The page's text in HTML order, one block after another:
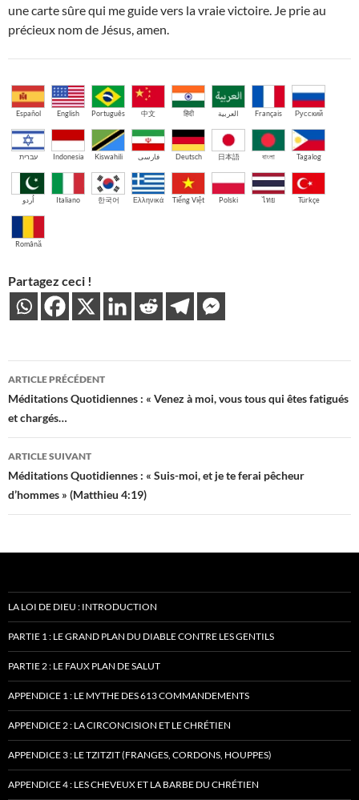
une carte sûre qui me guide vers la vraie victoire. Je prie au
précieux nom de Jésus, amen.
Español English Português 中文 हिंदी العربية Français Русский
עברית Indonesia Kiswahili فارسی Deutsch 日本語 বাংলা Tagalog
اُردو Italiano 한국어 Ελληνικά Tiếng Việt Polski ไทย Türkçe
Română
Partagez ceci !
Navigation
des
articles
ARTICLE PRÉCÉDENT
Méditations Quotidiennes : « Venez à moi, vous tous qui êtes fatigués
et chargés…
ARTICLE SUIVANT
Méditations Quotidiennes : « Suis-moi, et je te ferai pêcheur
d’hommes » (Matthieu 4:19)
LA LOI DE DIEU : INTRODUCTION
PARTIE 1 : LE GRAND PLAN DU DIABLE CONTRE LES GENTILS
PARTIE 2 : LE FAUX PLAN DE SALUT
APPENDICE 1 : LE MYTHE DES 613 COMMANDEMENTS
APPENDICE 2 : LA CIRCONCISION ET LE CHRÉTIEN
APPENDICE 3 : LE TZITZIT (FRANGES, CORDONS, HOUPPES)
APPENDICE 4 : LES CHEVEUX ET LA BARBE DU CHRÉTIEN